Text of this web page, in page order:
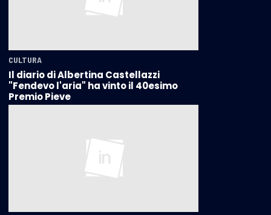
CULTURA
Il diario di Albertina Castellazzi
"Fendevo l'aria" ha vinto il 40esimo
Premio Pieve